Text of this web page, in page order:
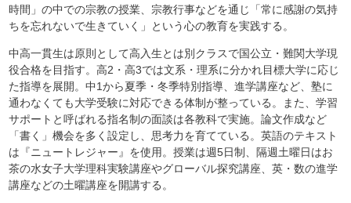
時間」の中での宗教の授業、宗教行事などを通じ「常に感謝の気持
ちを忘れないで生きていく」という心の教育を実践する。
中高一貫生は原則として高入生とは別クラスで国公立・難関大学現
役合格を目指す。高2・高3では文系・理系に分かれ目標大学に応じ
た指導を展開。中1から夏季・冬季特別指導、進学講座など、塾に
通わなくても大学受験に対応できる体制が整っている。また、学習
サポートと呼ばれる指名制の面談は各教科で実施。論文作成など
「書く」機会を多く設定し、思考力を育てている。英語のテキスト
は『ニュートレジャー』を使用。授業は週5日制、隔週土曜日はお
茶の水女子大学理科実験講座やグローバル探究講座、英・数の進学
講座などの土曜講座を開講する。